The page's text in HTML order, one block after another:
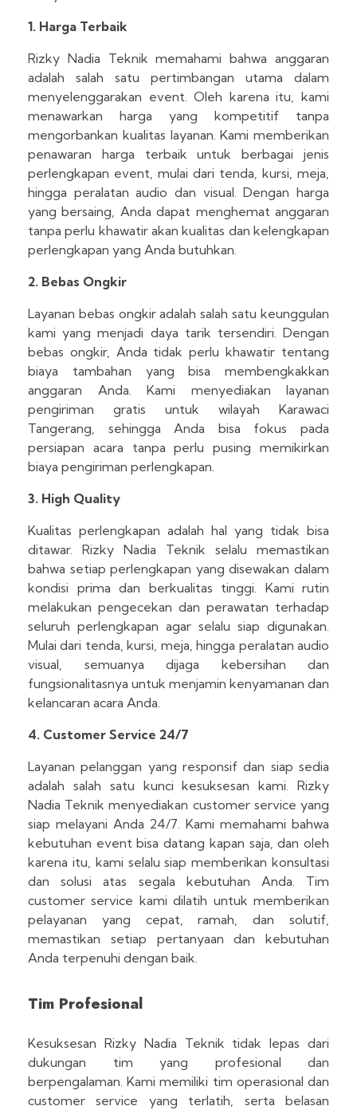
1. Harga Terbaik
Rizky Nadia Teknik memahami bahwa anggaran
adalah salah satu pertimbangan utama dalam
menyelenggarakan event. Oleh karena itu, kami
menawarkan harga yang kompetitif tanpa
mengorbankan kualitas layanan. Kami memberikan
penawaran harga terbaik untuk berbagai jenis
perlengkapan event, mulai dari tenda, kursi, meja,
hingga peralatan audio dan visual. Dengan harga
yang bersaing, Anda dapat menghemat anggaran
tanpa perlu khawatir akan kualitas dan kelengkapan
perlengkapan yang Anda butuhkan.
2. Bebas Ongkir
Layanan bebas ongkir adalah salah satu keunggulan
kami yang menjadi daya tarik tersendiri. Dengan
bebas ongkir, Anda tidak perlu khawatir tentang
biaya tambahan yang bisa membengkakkan
anggaran Anda. Kami menyediakan layanan
pengiriman gratis untuk wilayah Karawaci
Tangerang, sehingga Anda bisa fokus pada
persiapan acara tanpa perlu pusing memikirkan
biaya pengiriman perlengkapan.
3. High Quality
Kualitas perlengkapan adalah hal yang tidak bisa
ditawar. Rizky Nadia Teknik selalu memastikan
bahwa setiap perlengkapan yang disewakan dalam
kondisi prima dan berkualitas tinggi. Kami rutin
melakukan pengecekan dan perawatan terhadap
seluruh perlengkapan agar selalu siap digunakan.
Mulai dari tenda, kursi, meja, hingga peralatan audio
visual, semuanya dijaga kebersihan dan
fungsionalitasnya untuk menjamin kenyamanan dan
kelancaran acara Anda.
4. Customer Service 24/7
Layanan pelanggan yang responsif dan siap sedia
adalah salah satu kunci kesuksesan kami. Rizky
Nadia Teknik menyediakan customer service yang
siap melayani Anda 24/7. Kami memahami bahwa
kebutuhan event bisa datang kapan saja, dan oleh
karena itu, kami selalu siap memberikan konsultasi
dan solusi atas segala kebutuhan Anda. Tim
customer service kami dilatih untuk memberikan
pelayanan yang cepat, ramah, dan solutif,
memastikan setiap pertanyaan dan kebutuhan
Anda terpenuhi dengan baik.
Tim Profesional
Kesuksesan Rizky Nadia Teknik tidak lepas dari
dukungan tim yang profesional dan
berpengalaman. Kami memiliki tim operasional dan
customer service yang terlatih, serta belasan